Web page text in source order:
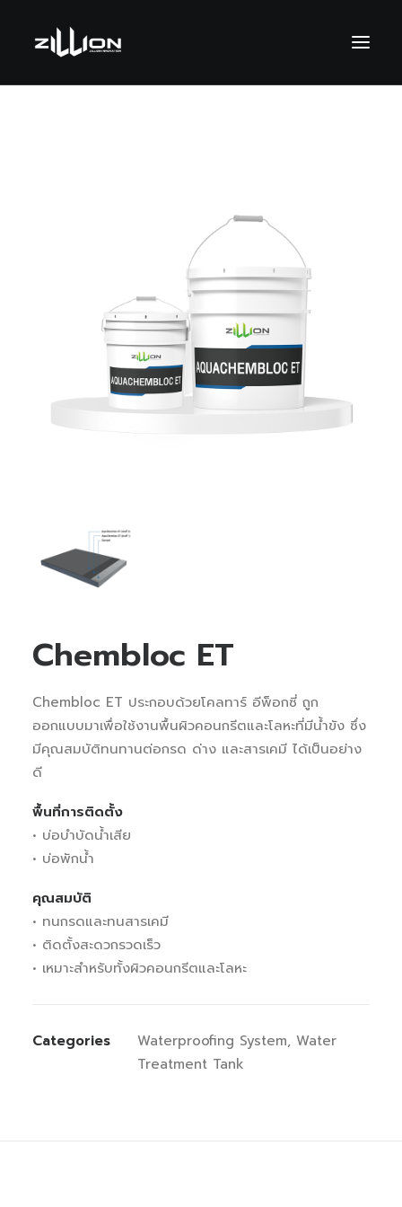
Chembloc ET
Chembloc ET ประกอบด้วยโคลทาร์ อีพ็อกซี่ ถูก
ออกแบบมาเพื่อใช้งานพื้นผิวคอนกรีตและโลหะที่มีน้ำขัง ซึ่ง
มีคุณสมบัติทนทานต่อกรด ด่าง และสารเคมี ได้เป็นอย่าง
ดี
พื้นที่การติดตั้ง
• บ่อบำบัดน้ำเสีย
• บ่อพักน้ำ
คุณสมบัติ
• ทนกรดและทนสารเคมี
• ติดตั้งสะดวกรวดเร็ว
• เหมาะสำหรับทั้งผิวคอนกรีตและโลหะ
Categories Waterproofing System, Water
Treatment Tank